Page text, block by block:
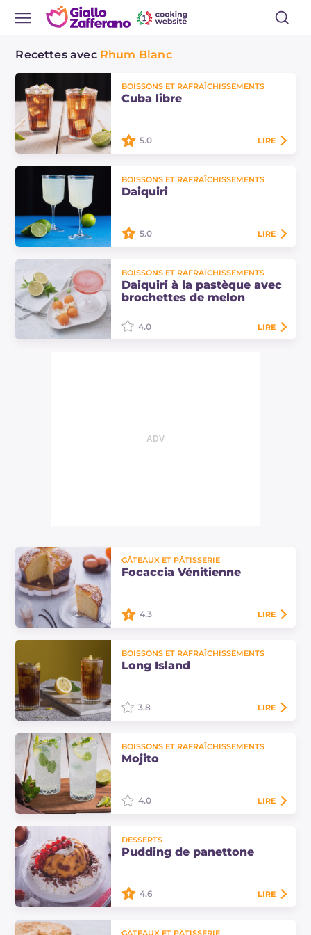
Recettes avec Rhum Blanc
BOISSONS ET RAFRAÎCHISSEMENTS
Cuba libre
Cuba Libre, le célèbre cocktail
cubain avec du rhum, du cola et du
5.0 LIRE
BOISSONS ET RAFRAÎCHISSEMENTS
Daiquiri
rhum blanc et de jus de citron vert.
Des ingrédients simples qui se
marient à la perfection, découvrez…
5.0 LIRE
BOISSONS ET RAFRAÎCHISSEMENTS
Daiquiri à la pastèque avec
brochettes de melon
4.0 LIRE
GÂTEAUX ET PÂTISSERIE
Focaccia Vénitienne
En Vénétie, il n'y a pas de Pâques
sans le classique dessert
traditionnel : la focaccia vénitienne,
4.3 LIRE
BOISSONS ET RAFRAÎCHISSEMENTS
Long Island
Le Long Island est un cocktail à
haute teneur en alcool mais très
agréable à déguster, découvrez
3.8 LIRE
BOISSONS ET RAFRAÎCHISSEMENTS
Mojito
maison ? Le célèbre cocktail cubain
à base de rhum, menthe et citron
4.0 LIRE
DESSERTS
Pudding de panettone
4.6 LIRE
GÂTEAUX ET PÂTISSERIE